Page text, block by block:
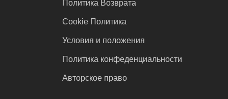
Политика Возврата
Cookie Политика
Условия и положения
Политика конфеденциальности
Авторское право